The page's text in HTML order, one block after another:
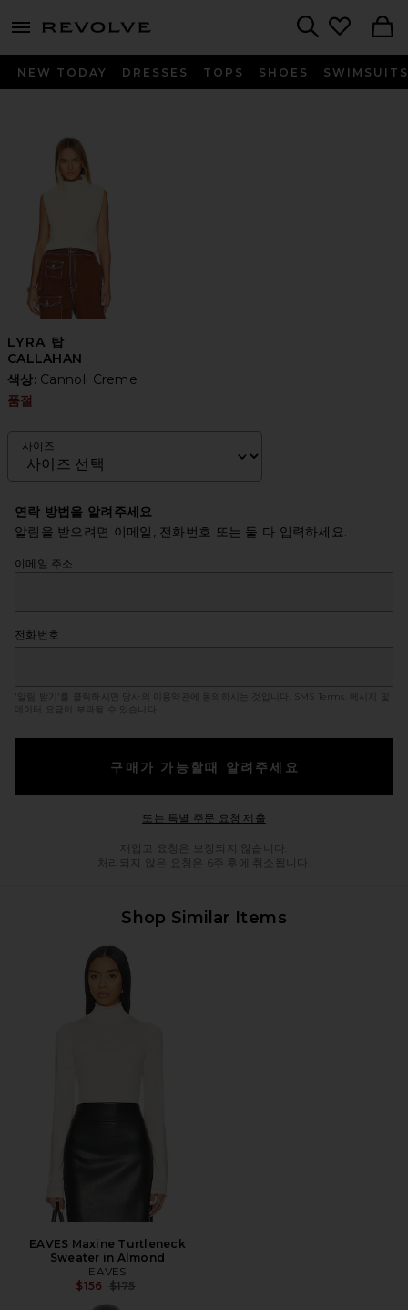
menu - shows more content
NEW TODAY DRESSES TOPS SHOES SWIMSUITS
LYRA 탑
CALLAHAN
색상: Cannoli Creme
품절
사이즈
연락 방법을 알려주세요
알림을 받으려면 이메일, 전화번호 또는 둘 다 입력하세요.
이메일 주소
전화번호
'알림 받기'를 클릭하시면 당사의 이용약관에 동의하시는 것입니다. SMS Terms
. 메시지 및
데이터 요금이 부과될 수 있습니다.
구매가 가능할때 알려주세요
또는 특별 주문 요청 제출Opens in a modal window
재입고 요청은 보장되지 않습니다.
처리되지 않은 요청은 6주 후에 취소됩니다.
Shop Similar Items
EAVES Maxine Turtleneck
Sweater in Almond
EAVES
$156 전 가격:
$175